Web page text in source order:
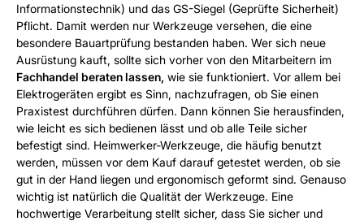
Informationstechnik) und das GS-Siegel (Geprüfte Sicherheit)
Pflicht. Damit werden nur Werkzeuge versehen, die eine
besondere Bauartprüfung bestanden haben. Wer sich neue
Ausrüstung kauft, sollte sich vorher von den Mitarbeitern im
Fachhandel beraten lassen, wie sie funktioniert. Vor allem bei
Elektrogeräten ergibt es Sinn, nachzufragen, ob Sie einen
Praxistest durchführen dürfen. Dann können Sie herausfinden,
wie leicht es sich bedienen lässt und ob alle Teile sicher
befestigt sind. Heimwerker-Werkzeuge, die häufig benutzt
werden, müssen vor dem Kauf darauf getestet werden, ob sie
gut in der Hand liegen und ergonomisch geformt sind. Genauso
wichtig ist natürlich die Qualität der Werkzeuge. Eine
hochwertige Verarbeitung stellt sicher, dass Sie sicher und